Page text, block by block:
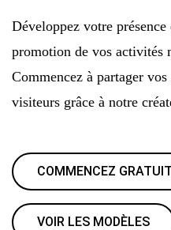
Développez votre
promotion de vos activités
Commencez à partager
visiteurs grâce à notre
COMMENCEZ
VOIR LES MODÈLES